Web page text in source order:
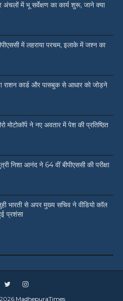
में भू सर्वेक्षण का कार्य शुरू, जाने क्या
में लहराया परचम, इलाके में जश्न का
राशन कार्ड और पासबुक से आधार को जोड़ने
मोटोकॉर्प ने नए अवतार में पेश की प्रतिष्ठित
निशा आनंद ने 64 वीं बीपीएससी की परीक्षा
भारती से अपर मुख्य सचिव ने वीडियो काॅल
प्रशंसा
2026 MadhepuraTimes